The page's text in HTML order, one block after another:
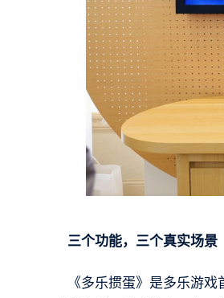
三个功能，三个真实场景
《多乐掼蛋》是多乐游